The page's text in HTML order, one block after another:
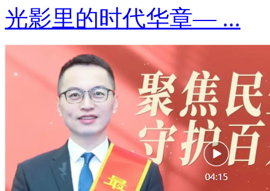
光影里的时代华章— ...